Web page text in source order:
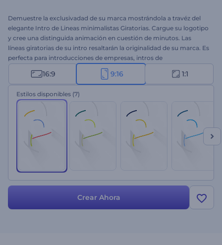
Demuestre la exclusivadad de su marca mostrándola a travéz del
elegante Intro de Lineas minimalistas Giratorias. Cargue su logotipo
y cree una distinguida animación en cuestión de minutos. Las
líneas giratorias de su intro resaltarán la originalidad de su marca. Es
perfecta para introducciones de empresas, intros de
presentaciones, anuncios de televisión y muchos otros proyectos.
¡Pruebe ahora esta plantilla!
16:9 9:16 1:1
Estilos disponibles (7)
Crear Ahora